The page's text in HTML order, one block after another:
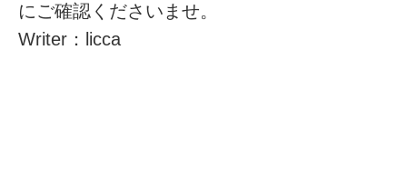
にご確認くださいませ。
Writer：licca